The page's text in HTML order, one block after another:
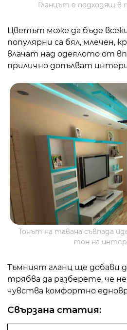
Гланцът е подходящ в
Цветът може да бъде
популярни са бял, млечен,
влачат над одеялото от
прилично допълват
Тонът на тавана съвпада
тон на
Тъмният гланц ще добави
трябва да разберете, че
чувства комфортно
Свързана статия: